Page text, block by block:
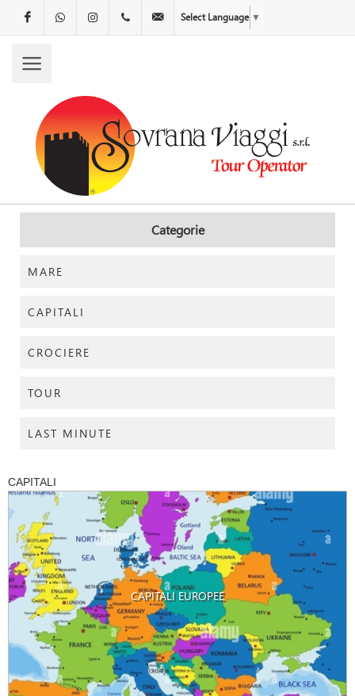
FacebookWhatsAppInstagram00.00000000info@companyname.com
Select Language ▼
Categorie
MARE
CAPITALI
CROCIERE
TOUR
LAST MINUTE
CAPITALI
CAPITALI EUROPEE